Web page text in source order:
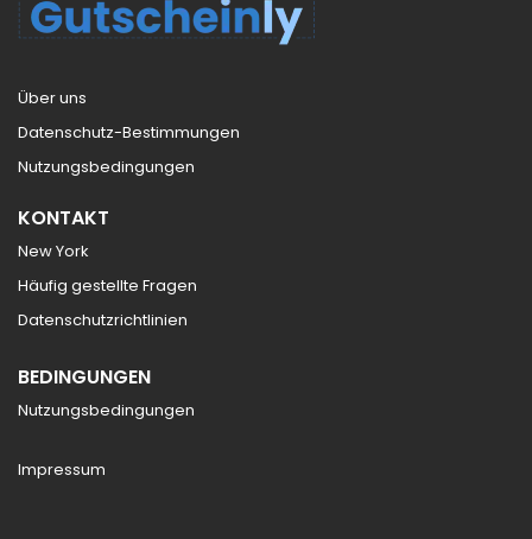
Über uns
Datenschutz-Bestimmungen
Nutzungsbedingungen
KONTAKT
New York
Häufig gestellte Fragen
Datenschutzrichtlinien
BEDINGUNGEN
Nutzungsbedingungen
Impressum